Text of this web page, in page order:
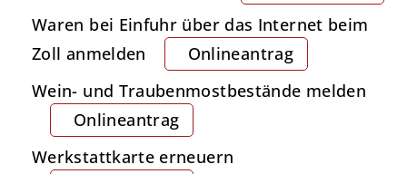
Waren bei Einfuhr über das Internet beim
Zoll anmelden
Onlineantrag
Wein- und Traubenmostbestände melden
Onlineantrag
Werkstattkarte erneuern